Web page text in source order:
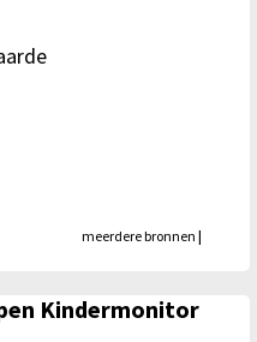
meerdere bronnen |
Kindermonitor